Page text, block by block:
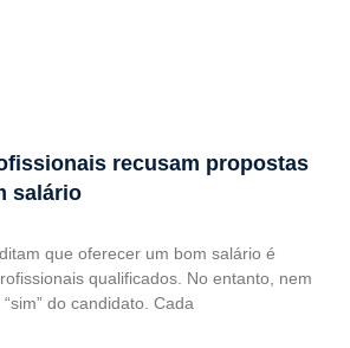
recusam propostas
salário
que oferecer um bom salário é
qualificados. No entanto, nem
do candidato. Cada